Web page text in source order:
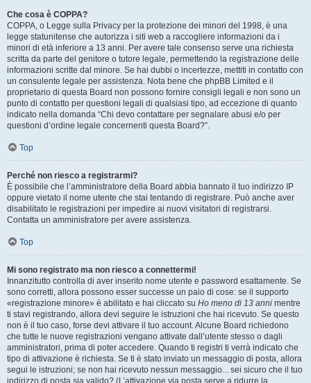
Che cosa è COPPA?
COPPA, o Legge sulla Privacy per la protezione dei minori del 1998, è una
legge statunitense che autorizza i siti web a raccogliere informazioni da i
minori di età inferiore a 13 anni. Per avere tale consenso serve una richiesta
scritta da parte del genitore o tutore legale, permettendo la registrazione delle
informazioni scritte dal minore. Se hai dubbi o incertezze, mettiti in contatto con
un consulente legale per assistenza. Nota bene che phpBB Limited e il
proprietario di questa Board non possono fornire consigli legali e non sono un
punto di contatto per questioni legali di qualsiasi tipo, ad eccezione di quanto
indicato nella domanda “Chi devo contattare per segnalare abusi e/o per
questioni d’ordine legale concernenti questa Board?”.
Top
Perché non riesco a registrarmi?
È possibile che l’amministratore della Board abbia bannato il tuo indirizzo IP
oppure vietato il nome utente che stai tentando di registrare. Può anche aver
disabilitato le registrazioni per impedire ai nuovi visitatori di registrarsi.
Contatta un amministratore per avere assistenza.
Top
Mi sono registrato ma non riesco a connettermi!
Innanzitutto controlla di aver inserito nome utente e password esattamente. Se
sono corretti, allora possono esser successe un paio di cose: se il supporto
«registrazione minore» è abilitato e hai cliccato su Ho meno di 13 anni mentre
ti stavi registrando, allora devi seguire le istruzioni che hai ricevuto. Se questo
non è il tuo caso, forse devi attivare il tuo account. Alcune Board richiedono
che tutte le nuove registrazioni vengano attivate dall’utente stesso o dagli
amministratori, prima di poter accedere. Quando ti registri ti verrà indicato che
tipo di attivazione è richiesta. Se ti è stato inviato un messaggio di posta, allora
segui le istruzioni; se non hai ricevuto nessun messaggio... sei sicuro che il tuo
indirizzo di posta sia valido? (L’attivazione via posta serve a ridurre la